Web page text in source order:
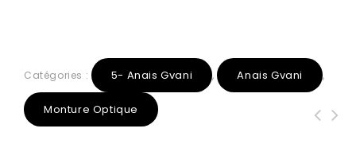
Catégories : 5- Anais Gvani , Anais Gvani ,
Monture Optique